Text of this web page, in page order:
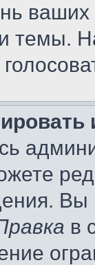
ваших
темы.
Вы
в